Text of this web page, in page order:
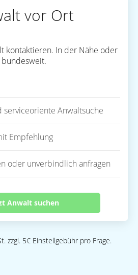
vor Ort
kontaktieren. In der Nähe oder
bundesweit.
serviceoriente Anwaltsuche
Empfehlung
oder unverbindlich anfragen
Anwalt suchen
zzgl. 5€ Einstellgebühr pro Frage.